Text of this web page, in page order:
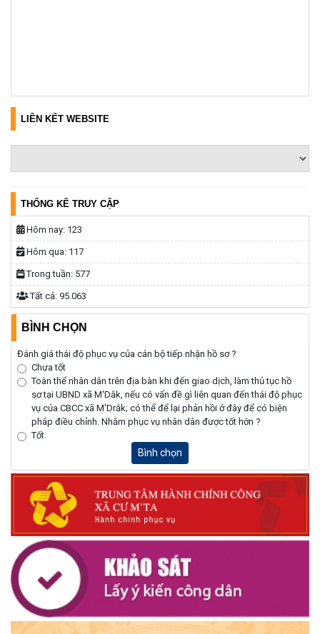
LIÊN KẾT WEBSITE
THỐNG KÊ TRUY CẬP
Hôm nay: 123
Hôm qua: 117
Trong tuần: 577
Tất cả: 95.063
BÌNH CHỌN
Đánh giá thái độ phục vụ của cán bộ tiếp nhận hồ sơ ?
Chưa tốt
Toàn thể nhân dân trên địa bàn khi đến giao dịch, làm thủ tục hồ
sơ tại UBND xã M'Dắk, nếu có vấn đề gì liên quan đến thái độ phục
vụ của CBCC xã M'Drắk; có thể để lại phản hồi ở đây để có biện
pháp điều chỉnh. Nhằm phục vụ nhân dân được tốt hớn ?
Tốt
Bình chọn